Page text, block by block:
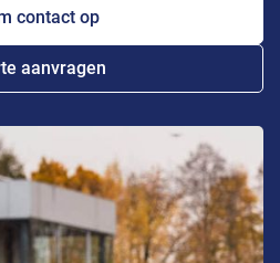
contact op
aanvragen